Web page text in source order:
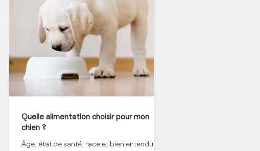
Quelle alimentation choisir pour mon
chien ?
Âge, état de santé, race et bien entendu